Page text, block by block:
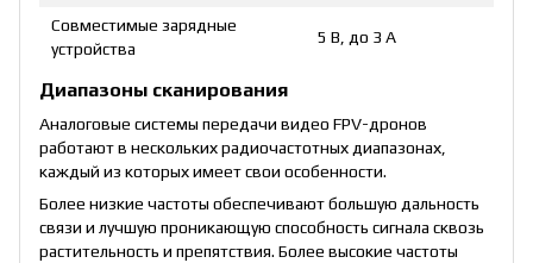
Совместимые зарядные
устройства
5 В, до 3 А
Диапазоны сканирования
Аналоговые системы передачи видео FPV-дронов
работают в нескольких радиочастотных диапазонах,
каждый из которых имеет свои особенности.
Более низкие частоты обеспечивают большую дальность
связи и лучшую проникающую способность сигнала сквозь
растительность и препятствия. Более высокие частоты